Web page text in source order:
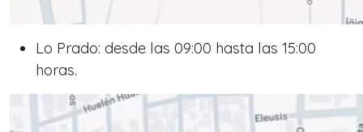
Lo Prado: desde las 09:00 hasta las 15:00
horas.